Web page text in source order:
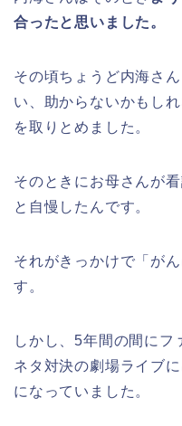
合ったと思いました。
その頃ちょうど内海さ
い、助からないかもし
を取りとめました。
そのときにお母さんが
と自慢したんです。
それがきっかけで「が
す。
しかし、5年間の間にフ
ネタ対決の劇場ライブ
になっていました。